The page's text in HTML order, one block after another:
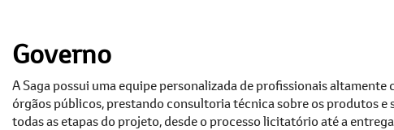
Governo
A Saga possui uma equipe personalizada de profissionais
órgãos públicos, prestando consultoria técnica sobre os produtos e
todas as etapas do projeto, desde o processo licitatório até a